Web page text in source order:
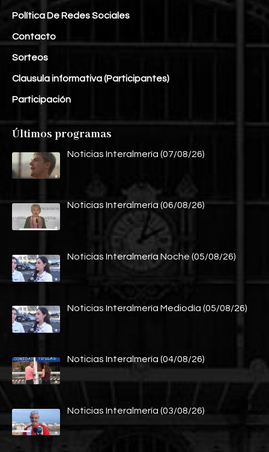
Política De Redes Sociales
Contacto
Sorteos
Clausula informativa (Participantes)
Participación
Últimos programas
Noticias Interalmería (07/08/26)
Noticias Interalmería (06/08/26)
Noticias Interalmería Noche (05/08/26)
Noticias Interalmería Mediodía (05/08/26)
Noticias Interalmería (04/08/26)
Noticias Interalmería (03/08/26)